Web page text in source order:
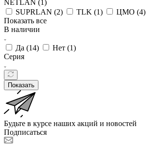
NETLAN (1 )
SUPRLAN (2) TLK (1) ЦМО (4)
Показать все
В наличии
Да (14) Нет (1)
Серия
Показать
Будьте в курсе наших акций и новостей
Подписаться